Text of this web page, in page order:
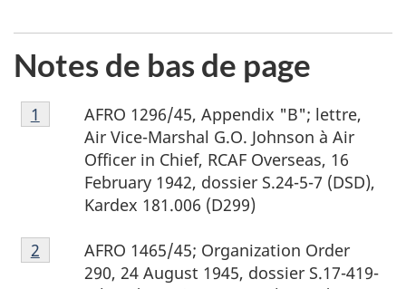
Notes de bas de page
Note
de
AFRO 1296/45, Appendix "B"; lettre,
Air Vice-Marshal G.O. Johnson à Air
Officer in Chief, RCAF Overseas, 16
February 1942, dossier S.24-5-7 (DSD),
Kardex 181.006 (D299)
Retour à la référence de note de bas de page
1
Note
de
AFRO 1465/45; Organization Order
290, 24 August 1945, dossier S.17-419-
Retour à la référence de note de bas de page
2